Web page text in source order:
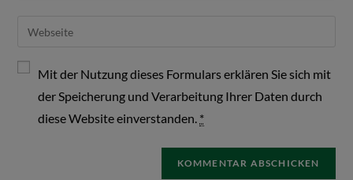
Mit der Nutzung dieses Formulars erklären Sie sich mit
der Speicherung und Verarbeitung Ihrer Daten durch
diese Website einverstanden. *